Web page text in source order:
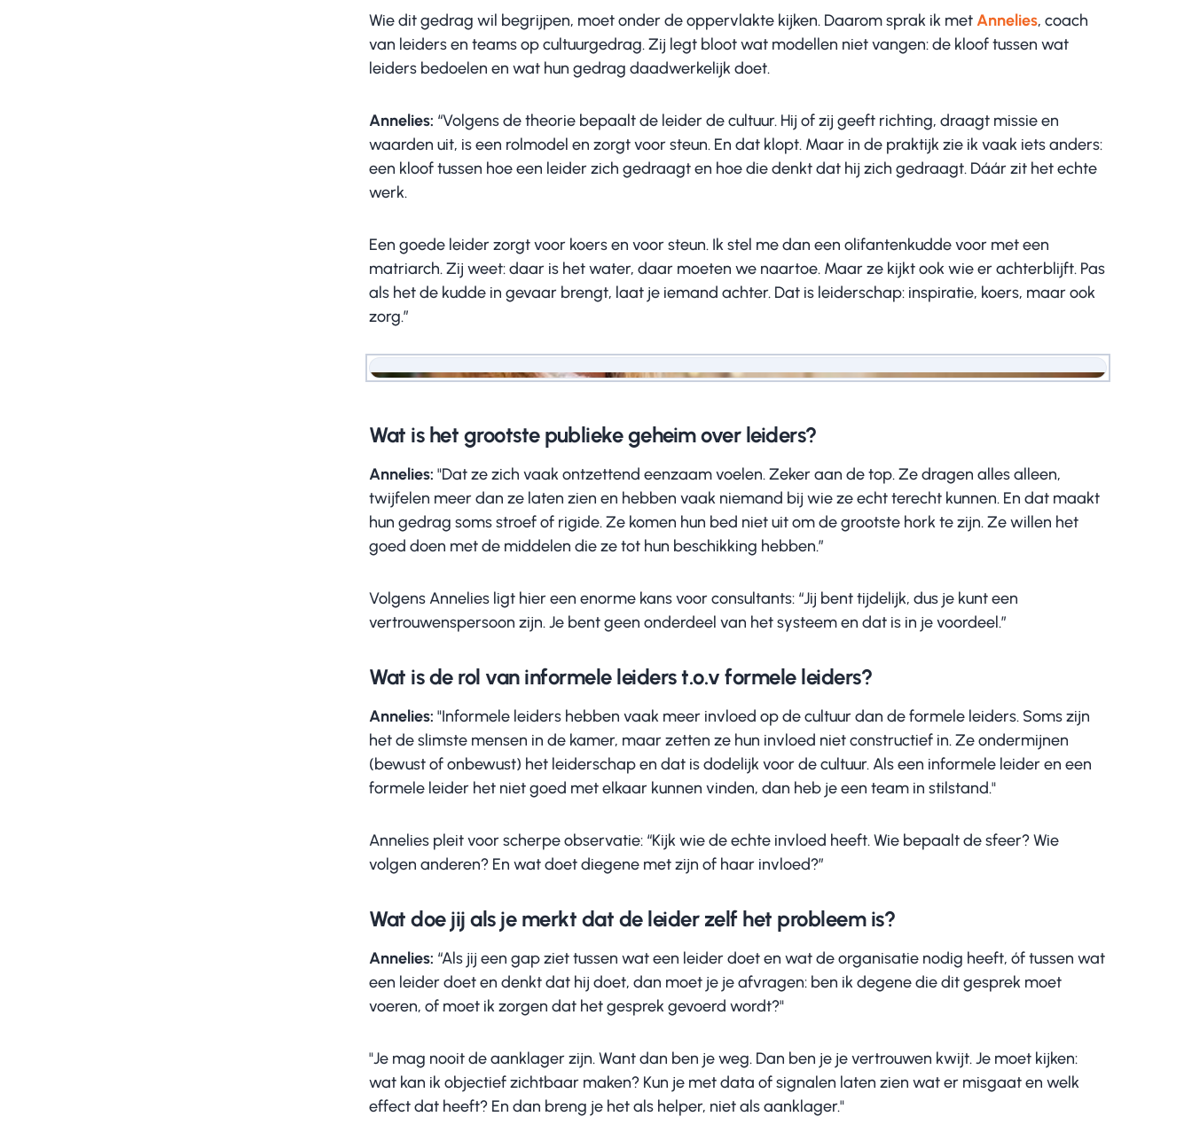
Wie dit gedrag wil begrijpen, moet onder de oppervlakte kijken. Daarom sprak ik metAnnelies, coach
van leiders en teams op cultuurgedrag. Zij legt bloot wat modellen niet vangen: de kloof tussen wat
leiders bedoelen en wat hun gedrag daadwerkelijk doet.
Annelies: “Volgens de theorie bepaalt de leider de cultuur. Hij of zij geeft richting, draagt missie en
waarden uit, is een rolmodel en zorgt voor steun. En dat klopt. Maar in de praktijk zie ik vaak iets anders:
een kloof tussen hoe een leider zich gedraagt en hoe die denkt dat hij zich gedraagt. Dáár zit het echte
werk.
Een goede leider zorgt voor koers en voor steun. Ik stel me dan een olifantenkudde voor met een
matriarch. Zij weet: daar is het water, daar moeten we naartoe. Maar ze kijkt ook wie er achterblijft. Pas
als het de kudde in gevaar brengt, laat je iemand achter. Dat is leiderschap: inspiratie, koers, maar ook
zorg.”
Wat is het grootste publieke geheim over leiders?
Annelies: "Dat ze zich vaak ontzettend eenzaam voelen. Zeker aan de top. Ze dragen alles alleen,
twijfelen meer dan ze laten zien en hebben vaak niemand bij wie ze echt terecht kunnen. En dat maakt
hun gedrag soms stroef of rigide. Ze komen hun bed niet uit om de grootste hork te zijn. Ze willen het
goed doen met de middelen die ze tot hun beschikking hebben.”
Volgens Annelies ligt hier een enorme kans voor consultants: “Jij bent tijdelijk, dus je kunt een
vertrouwenspersoon zijn. Je bent geen onderdeel van het systeem en dat is in je voordeel.”
Wat is de rol van informele leiders t.o.v formele leiders?
Annelies: "Informele leiders hebben vaak meer invloed op de cultuur dan de formele leiders. Soms zijn
het de slimste mensen in de kamer, maar zetten ze hun invloed niet constructief in. Ze ondermijnen
(bewust of onbewust) het leiderschap en dat is dodelijk voor de cultuur. Als een informele leider en een
formele leider het niet goed met elkaar kunnen vinden, dan heb je een team in stilstand."
Annelies pleit voor scherpe observatie: “Kijk wie de echte invloed heeft. Wie bepaalt de sfeer? Wie
volgen anderen? En wat doet diegene met zijn of haar invloed?”
Wat doe jij als je merkt dat de leider zelf het probleem is?
Annelies: “Als jij een gap ziet tussen wat een leider doet en wat de organisatie nodig heeft, óf tussen wat
een leider doet en denkt dat hij doet, dan moet je je afvragen: ben ik degene die dit gesprek moet
voeren, of moet ik zorgen dat het gesprek gevoerd wordt?"
"Je mag nooit de aanklager zijn. Want dan ben je weg. Dan ben je je vertrouwen kwijt. Je moet kijken:
wat kan ik objectief zichtbaar maken? Kun je met data of signalen laten zien wat er misgaat en welk
effect dat heeft? En dan breng je het als helper, niet als aanklager."